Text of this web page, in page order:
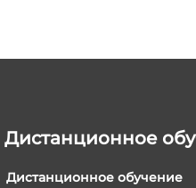
Дистанционное
Дистанционное обучение